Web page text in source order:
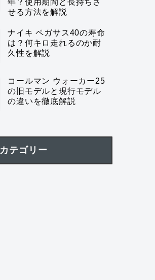
年？使用期間と長持ちさ
せる方法を解説
ナイキ ペガサス40の寿命
は？何キロ走れるのか耐
久性を解説
コールマン ウォーカー25
の旧モデルと現行モデル
の違いを徹底解説
カテゴリー